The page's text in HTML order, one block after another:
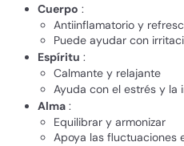
Cuerpo :
Antiinflamatorio y
Puede ayudar con
Espíritu :
Calmante y relajante
Ayuda con el estrés y la
Alma :
Equilibrar y armonizar
Apoya las fluctuaciones